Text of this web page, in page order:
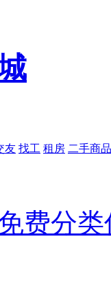
友 找工 租房 二手商品
费分